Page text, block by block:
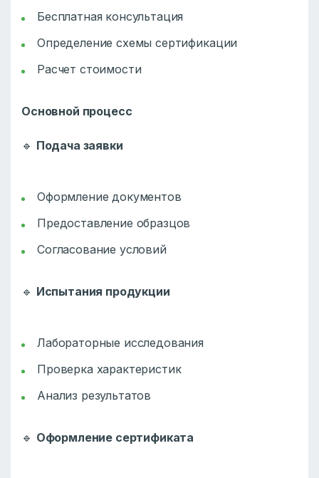
Бесплатная консультация
Определение схемы сертификации
Расчет стоимости
Основной процесс
🔹 Подача заявки
Оформление документов
Предоставление образцов
Согласование условий
🔹 Испытания продукции
Лабораторные исследования
Проверка характеристик
Анализ результатов
🔹 Оформление сертификата